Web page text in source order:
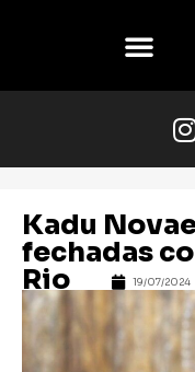
Kadu
fechadas
Rio
19/07/2024